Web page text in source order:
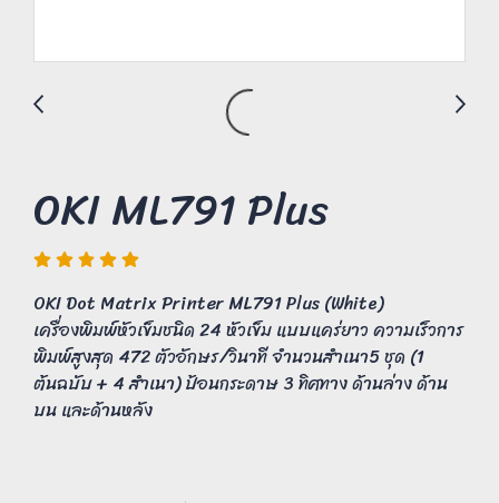
OKI ML791 Plus
OKI Dot Matrix Printer ML791 Plus (White)
เครื่องพิมพ์หัวเข็มชนิด 24 หัวเข็ม แบบแคร่ยาว ความเร็วการ
พิมพ์สูงสุด 472 ตัวอักษร/วินาที จำนวนสำเนา5 ชุด (1
ต้นฉบับ + 4 สำเนา) ป้อนกระดาษ 3 ทิศทาง ด้านล่าง ด้าน
บน และด้านหลัง